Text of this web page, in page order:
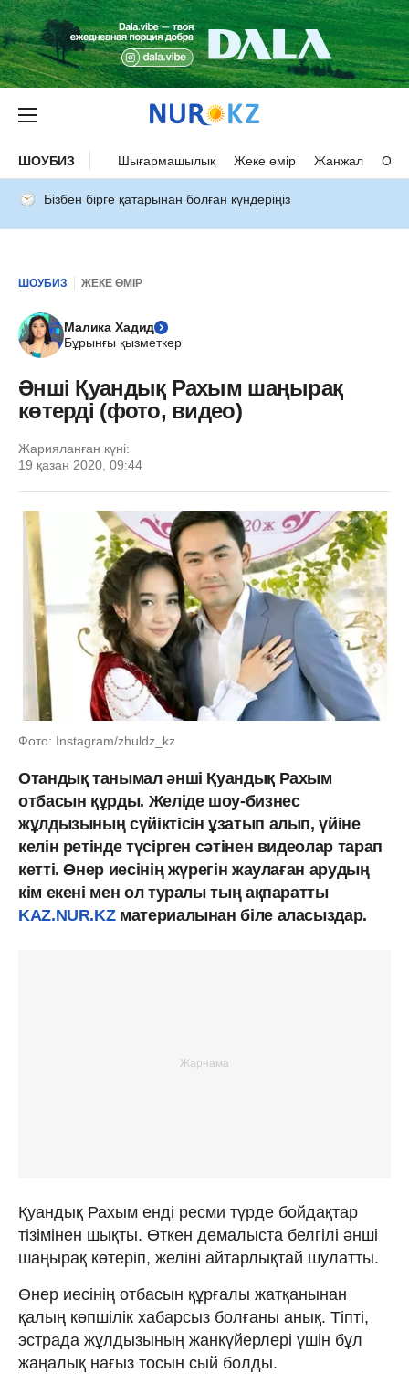
ШОУБИЗ Шығармашылық Жеке өмір Жанжал
Бізбен бірге қатарынан болған күндеріңіз
ШОУБИЗ ЖЕКЕ ӨМІР
Малика Хадид
Бұрынғы қызметкер
Әнші Қуандық Рахым шаңырақ
көтерді (фото, видео)
Жарияланған күні:
19 қазан 2020, 09:44
Фото: Instagram/zhuldz_kz
Отандық танымал әнші Қуандық Рахым
отбасын құрды. Желіде шоу-бизнес
жұлдызының сүйіктісін ұзатып алып, үйіне
келін ретінде түсірген сәтінен видеолар тарап
кетті. Өнер иесінің жүрегін жаулаған арудың
кім екені мен ол туралы тың ақпаратты
KAZ.NUR.KZматериалынан біле аласыздар.
Қуандық Рахым енді ресми түрде бойдақтар
тізімінен шықты. Өткен демалыста белгілі әнші
шаңырақ көтеріп, желіні айтарлықтай шулатты.
Өнер иесінің отбасын құрғалы жатқанынан
қалың көпшілік хабарсыз болғаны анық. Тіпті,
эстрада жұлдызының жанкүйерлері үшін бұл
жаңалық нағыз тосын сый болды.